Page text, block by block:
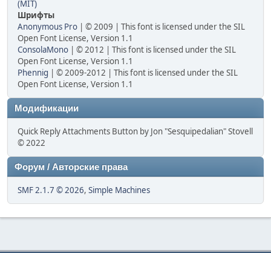
(MIT)
Шрифты
Anonymous Pro | © 2009 | This font is licensed under the SIL
Open Font License, Version 1.1
ConsolaMono | © 2012 | This font is licensed under the SIL
Open Font License, Version 1.1
Phennig | © 2009-2012 | This font is licensed under the SIL
Open Font License, Version 1.1
Модификации
Quick Reply Attachments Button by Jon "Sesquipedalian" Stovell
© 2022
Форум / Авторские права
SMF 2.1.7 © 2026, Simple Machines